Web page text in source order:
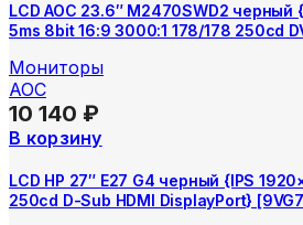
LCD AOC 23.6″ M2470SWD2 черный
5ms 8bit 16:9 3000:1 178/178 250cd
Мониторы
AOC
10 140 ₽
В корзину
LCD HP 27″ E27 G4 черный {IPS
250cd D-Sub HDMI DisplayPort}